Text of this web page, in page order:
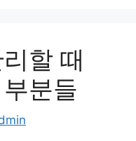
할 때
분들